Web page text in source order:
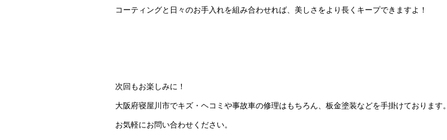
コーティングと日々のお手入れを組み合わせれば、美しさをより長くキープできますよ！
次回もお楽しみに！
大阪府寝屋川市でキズ・ヘコミや事故車の修理はもちろん、板金塗装などを手掛けております。
お気軽にお問い合わせください。